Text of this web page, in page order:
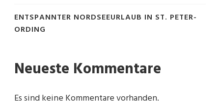
ENTSPANNTER NORDSEEURLAUB IN ST. PETER-
ORDING
Neueste Kommentare
Es sind keine Kommentare vorhanden.